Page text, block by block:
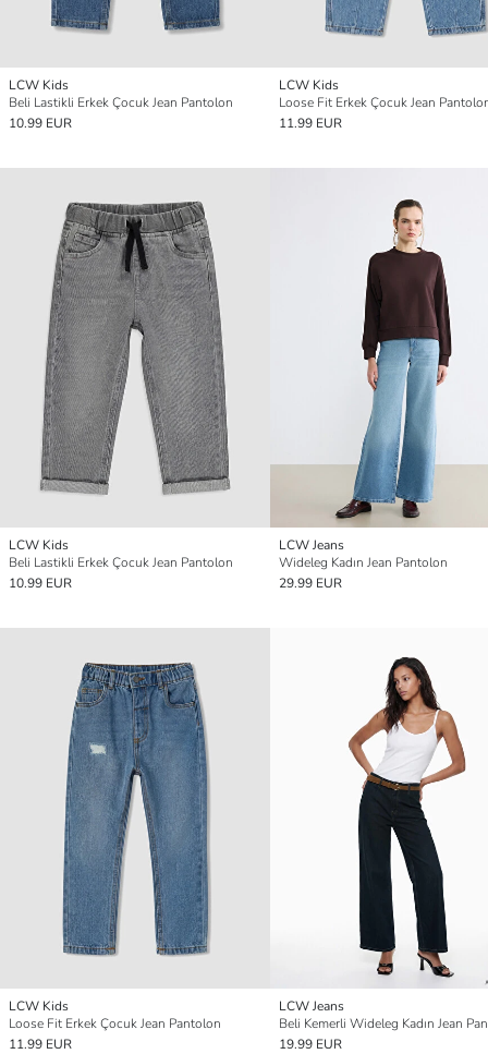
LCW Kids
Beli Lastikli Erkek Çocuk Jean Pantolon
10.99 EUR
LCW Kids
Loose Fit Erkek Çocuk Jean
11.99 EUR
LCW Kids
Beli Lastikli Erkek Çocuk Jean Pantolon
10.99 EUR
LCW Jeans
Wideleg Kadın Jean Pantolon
29.99 EUR
LCW Kids
Loose Fit Erkek Çocuk Jean Pantolon
11.99 EUR
LCW Jeans
Beli Kemerli Wideleg Kadın Jean
19.99 EUR